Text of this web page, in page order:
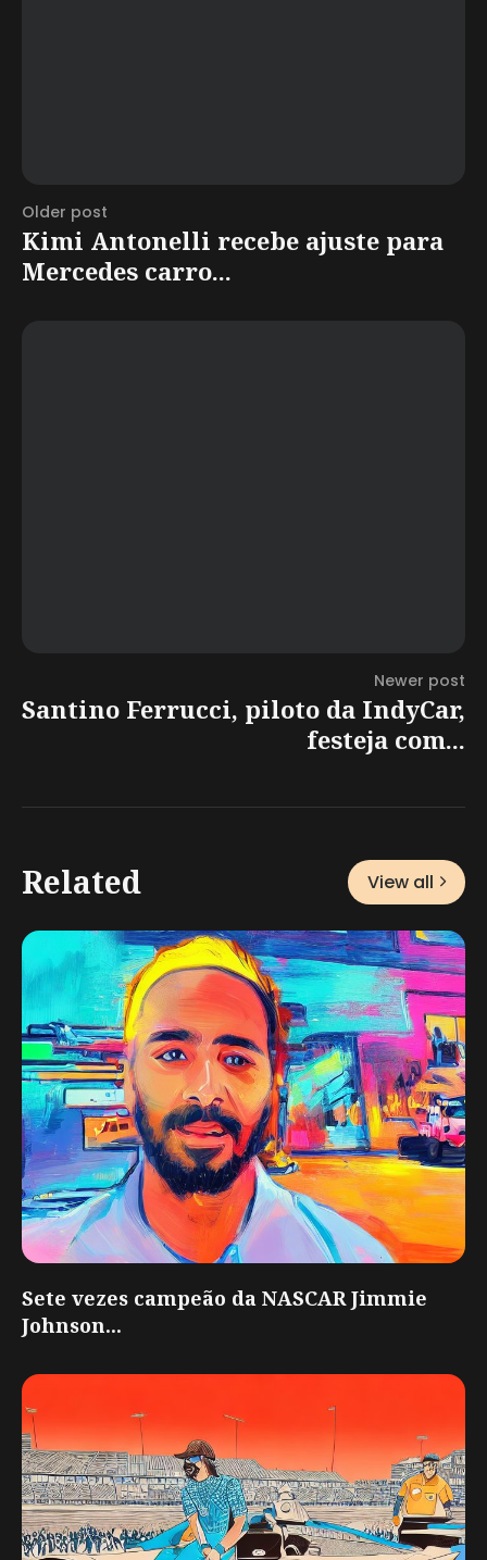
Older post
Kimi Antonelli recebe ajuste para
Mercedes carro...
Newer post
Santino Ferrucci, piloto da IndyCar,
festeja com...
Related View all
Sete vezes campeão da NASCAR Jimmie
Johnson...